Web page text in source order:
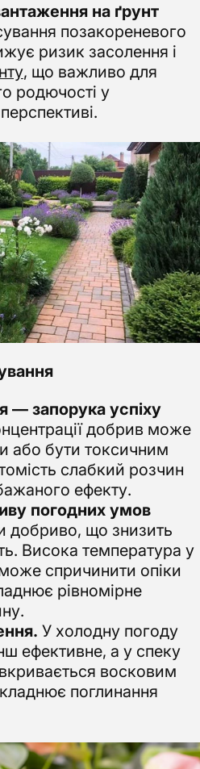
на ґрунт
позакореневого
ризик засолення і
, що важливо для
родючості у
— запорука успіху
добрив може
або бути токсичним
слабкий розчин
ефекту.
погодних умов
що знизить
Висока температура у
спричинити опіки
рівномірне
У холодну погоду
ефективне, а у спеку
восковим
поглинання